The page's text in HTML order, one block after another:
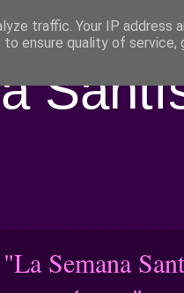
Semana
traffic. Your IP address
ensure quality of service,